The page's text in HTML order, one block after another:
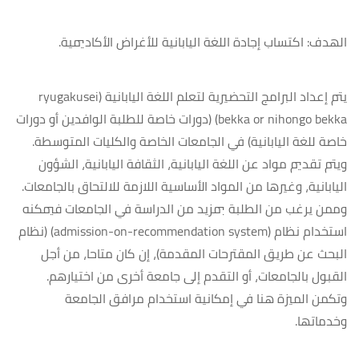
الهدف: اكتساب إجادة اللغة اليابانية للأغراض الأكاديمية.
يتم إعداد البرامج التحضيرية لتعلم اللغة اليابانية (ryugakusei
bekka or nihongo bekka) (دورات خاصة للطلبة الوافدين أو دورات
خاصة للغة اليابانية) في الجامعات الخاصة والكليات المتوسطة.
ويتم تقديم مواد عن اللغة اليابانية، الثقافة اليابانية، الشؤون
اليابانية، وغيرها من المواد الأساسية اللازمة للالتحاق بالجامعات.
وممن يرغب من الطلبة بمزيد من الدراسة في الجامعات فيمكنه
استخدام نظام (admission-on-recommendation system) (نظام
البحث عن طريق المقترحات المقدمة)، إن كان متاحا، من أجل
القبول بالجامعات، أو التقدم إلى جامعة أخرى من اختيارهم.
وتكمن الميزة هنا في إمكانية استخدام مرافق الجامعة
وخدماتها.